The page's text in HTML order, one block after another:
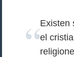
Existen
el